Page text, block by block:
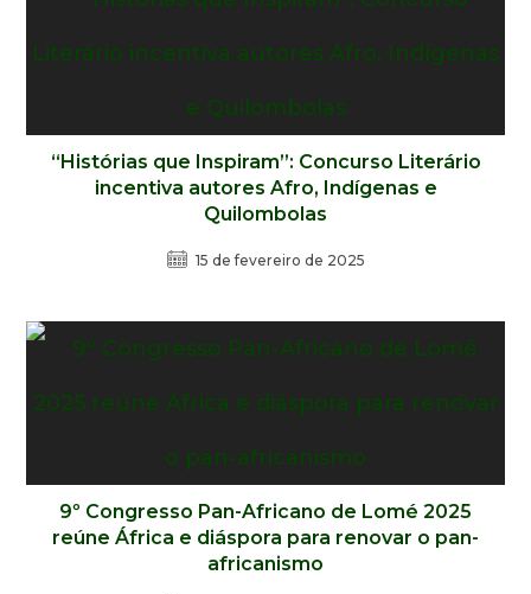
“Histórias que Inspiram”: Concurso Literário
incentiva autores Afro, Indígenas e
Quilombolas
15 de fevereiro de 2025
9º Congresso Pan-Africano de Lomé 2025
reúne África e diáspora para renovar o pan-
africanismo